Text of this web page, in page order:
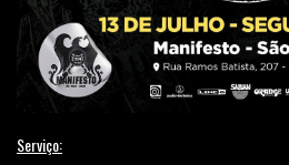
Serviço: